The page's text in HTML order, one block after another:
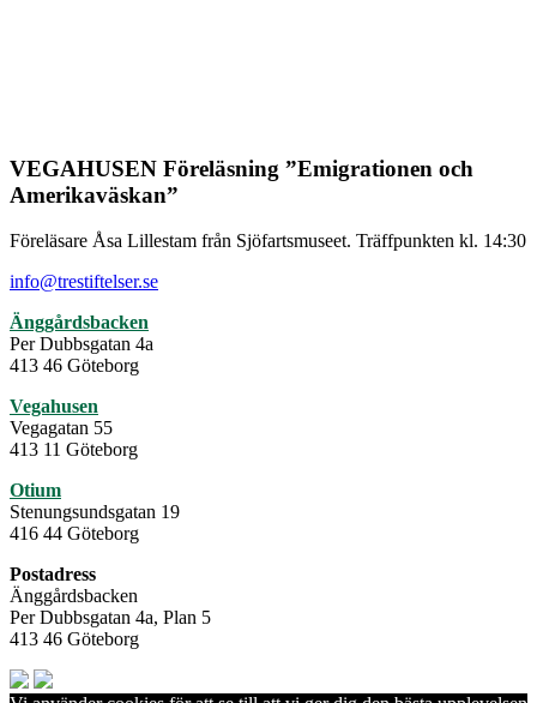
VEGAHUSEN Föreläsning ”Emigrationen och
Amerikaväskan”
Föreläsare Åsa Lillestam från Sjöfartsmuseet. Träffpunkten kl. 14:30
info@trestiftelser.se
Änggårdsbacken
Per Dubbsgatan 4a
413 46 Göteborg
Vegahusen
Vegagatan 55
413 11 Göteborg
Otium
Stenungsundsgatan 19
416 44 Göteborg
Postadress
Änggårdsbacken
Per Dubbsgatan 4a, Plan 5
413 46 Göteborg